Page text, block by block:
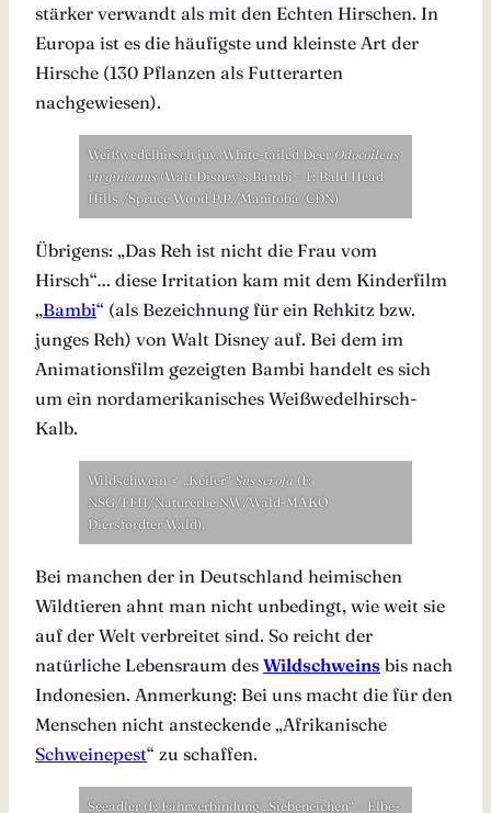
stärker verwandt als mit den Echten Hirschen. In
Europa ist es die häufigste und kleinste Art der
Hirsche (130 Pflanzen als Futterarten
nachgewiesen).
Weißwedelhirsch juv. White-tailed Deer Odocoileus
virginianus (Walt Disney’s Bambi – F: Bald Head
Hills /Spruce Wood P.P./Manitoba/CDN)
Übrigens: „Das Reh ist nicht die Frau vom
Hirsch“… diese Irritation kam mit dem Kinderfilm
„Bambi“ (als Bezeichnung für ein Rehkitz bzw.
junges Reh) von Walt Disney auf. Bei dem im
Animationsfilm gezeigten Bambi handelt es sich
um ein nordamerikanisches Weißwedelhirsch-
Kalb.
Wildschwein ♂ „Keiler“ Sus scrofa (F:
NSG/FFH/Naturerbe NW/Wald-MAKO
Diersfordter Wald).
Bei manchen der in Deutschland heimischen
Wildtieren ahnt man nicht unbedingt, wie weit sie
auf der Welt verbreitet sind. So reicht der
natürliche Lebensraum des Wildschweins bis nach
Indonesien. Anmerkung: Bei uns macht die für den
Menschen nicht ansteckende „Afrikanische
Schweinepest“ zu schaffen.
Seeadler (F: Fährverbindung „Siebeneichen“ – Elbe-